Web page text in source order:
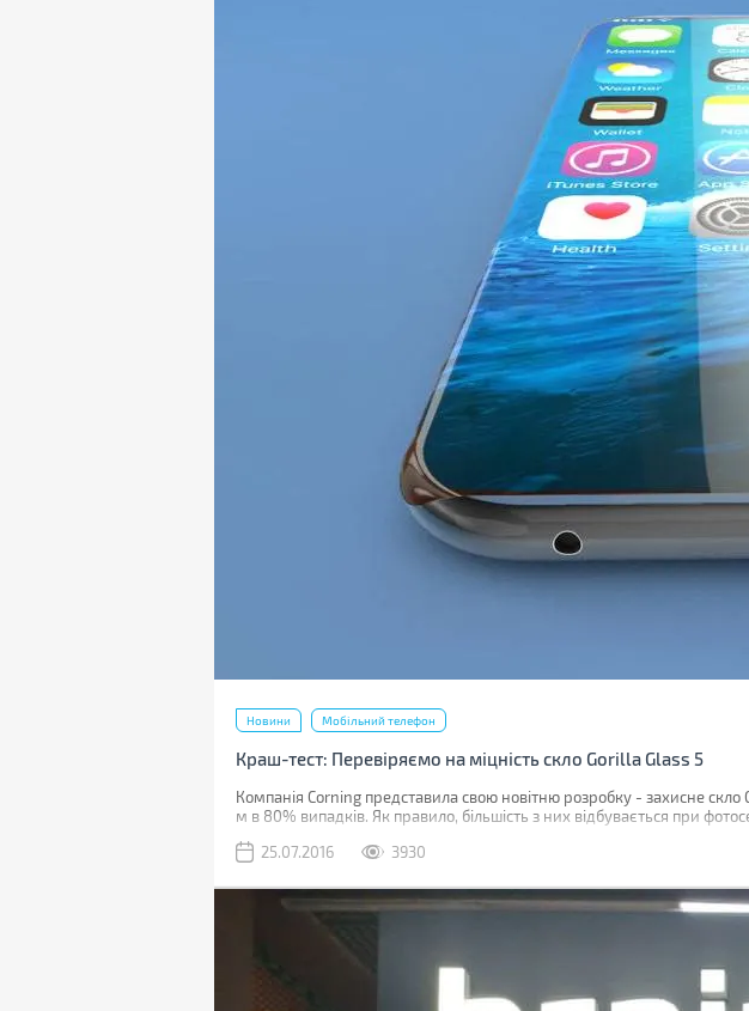
Новини Мобільний телефон
Краш-тест: Перевіряємо на міцність скло Gorilla Glass 5
Компанія Corning представила свою новітню розробку - захисне
м в 80% випадків. Як правило, більшість з них відбувається при
25.07.2016
3930